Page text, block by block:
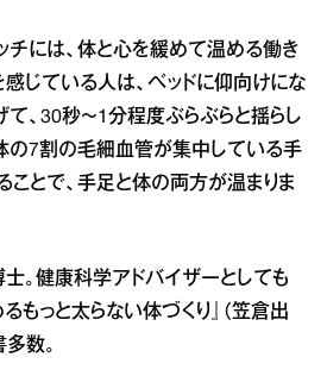
チには、体と心を緩めて温める働き
感じている人は、ベッドに仰向けにな
て、30秒～1分程度ぶらぶらと揺らし
の7割の毛細血管が集中している手
ことで、手足と体の両方が温まりま
。健康科学アドバイザーとしても
もっと太らない体づくり』（笠倉出
数。